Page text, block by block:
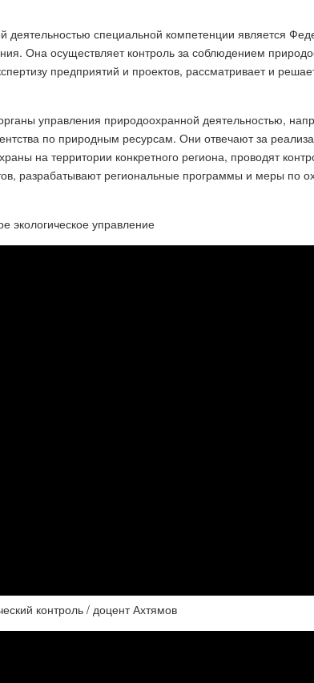
деятельностью специальной компетенции является
Она осуществляет контроль за соблюдением
предприятий и проектов, рассматривает и
управления природоохранной деятельностью,
по природным ресурсам. Они отвечают за
на территории конкретного региона, проводят
разрабатывают региональные программы и меры по
экологическое управление
контроль / доцент Ахтямов